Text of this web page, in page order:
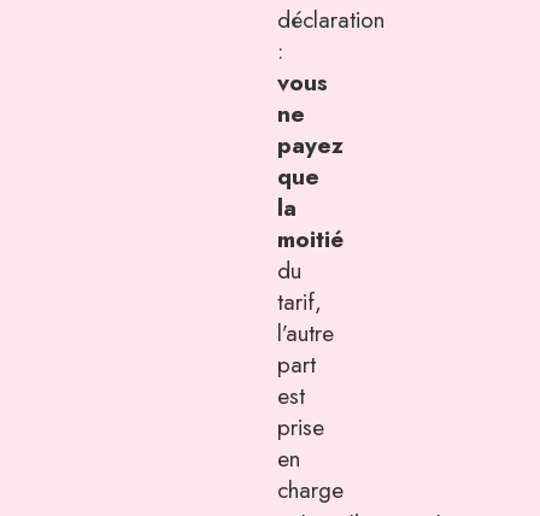
déclaration
:
vous
ne
payez
que
la
moitié
du
tarif,
l’autre
part
est
prise
en
charge